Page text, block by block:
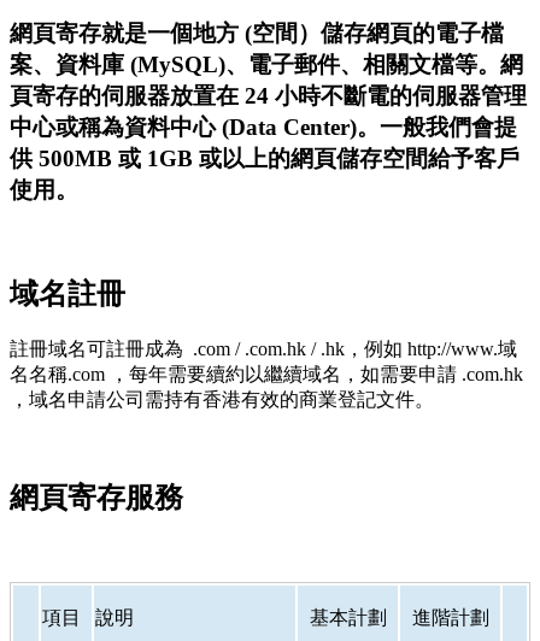
網頁寄存就是一個地方 (空間）儲存網頁的電子檔
案、資料庫 (MySQL)、電子郵件、相關文檔等。網
頁寄存的伺服器放置在 24 小時不斷電的伺服器管理
中心或稱為資料中心 (Data Center)。一般我們會提
供 500MB 或 1GB 或以上的網頁儲存空間給予客戶
使用。
域名註冊
註冊域名可註冊成為 .com / .com.hk / .hk，例如 http://www.域
名名稱.com ，每年需要續約以繼續域名，如需要申請 .com.hk
，域名申請公司需持有香港有效的商業登記文件。
網頁寄存服務
項目 說明 基本計劃 進階計劃